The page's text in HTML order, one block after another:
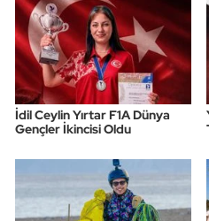
İdil Ceylin Yırtar F1A Dünya
Gençler İkincisi Oldu
Voleybol
Vücut Geliştirme
Wushu Kungfu
Yüzme